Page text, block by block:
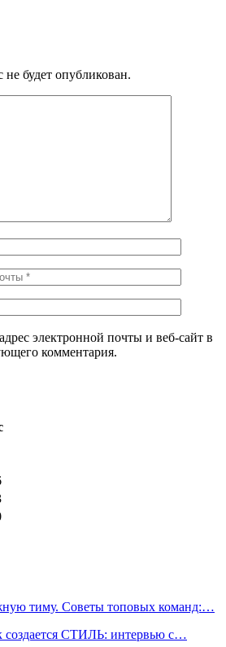
будет опубликован.
электронной почты и веб-сайт в
комментария.
тиму. Советы топовых команд:…
создается СТИЛЬ: интервью с…